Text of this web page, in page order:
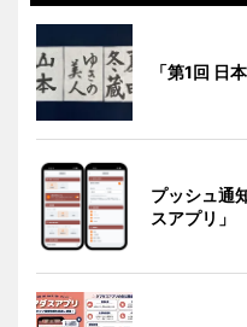
「第1回 日
プッシュ通
スアプリ」